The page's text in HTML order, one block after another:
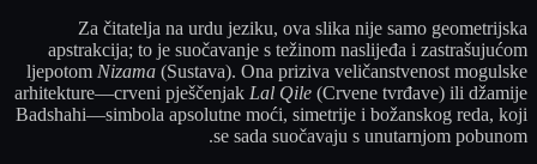
Za čitatelja na urdu jeziku, ova slika nije samo geometrijska
apstrakcija; to je suočavanje s težinom naslijeđa i zastrašujućom
ljepotom Nizama (Sustava). Ona priziva veličanstvenost mogulske
arhitekture—crveni pješčenjak Lal Qile (Crvene tvrđave) ili džamije
Badshahi—simbola apsolutne moći, simetrije i božanskog reda, koji
se sada suočavaju s unutarnjom pobunom.